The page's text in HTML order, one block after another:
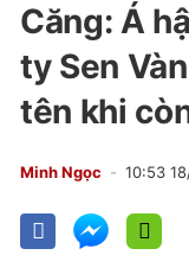
Căng: Á
ty Sen
tên khi
Minh Ngọc 10:53